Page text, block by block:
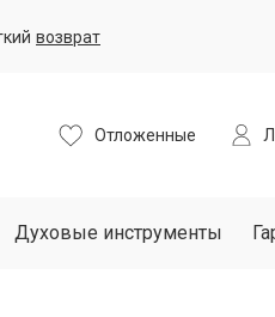
возврат
Отложенные
Духовые инструменты